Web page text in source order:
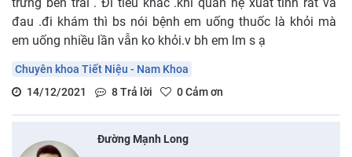
đau .đi khám thì bs nói bệnh em uống thuốc là khỏi mà
em uống nhiều lần vẫn ko khỏi.v bh em lm s ạ
Chuyên khoa Tiết Niệu - Nam Khoa
14/12/2021
8Trả lời 0Cảm ơn
Đường Mạnh Long